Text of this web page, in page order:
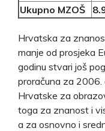
Ukupno MZOŠ
Hrvatska za
manje od prosjeka
godinu stvari još
proračuna za 2006.
Hrvatske za
toga za znanost i
a za osnovno i